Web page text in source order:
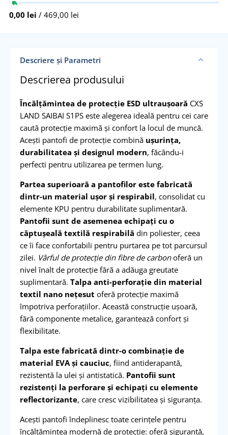
0,00 lei / 469,00 lei
Descriere și Parametri
Descrierea produsului
Încălțămintea de protecție ESD ultraușoară CXS
LAND SAIBAI S1PS este alegerea ideală pentru cei care
caută protecție maximă și confort la locul de muncă.
Acești pantofi de protecție combină ușurința,
durabilitatea și designul modern, făcându-i
perfecti pentru utilizarea pe termen lung.
Partea superioară a pantofilor este fabricată
dintr-un material ușor și respirabil, consolidat cu
elemente KPU pentru durabilitate suplimentară.
Pantofii sunt de asemenea echipați cu o
căptușeală textilă respirabilă din poliester, ceea
ce îi face confortabili pentru purtarea pe tot parcursul
zilei. Vârful de protecție din fibre de carbonoferă un
nivel înalt de protecție fără a adăuga greutate
suplimentară. Talpa anti-perforație din material
textil nano nețesut oferă protecție maximă
împotriva perforațiilor. Această construcție ușoară,
fără componente metalice, garantează confort și
flexibilitate.
Talpa este fabricată dintr-o combinație de
material EVA și cauciuc, fiind antiderapantă,
rezistentă la ulei și antistatică. Pantofii sunt
rezistenți la perforare și echipați cu elemente
reflectorizante, care cresc vizibilitatea și siguranța.
Acești pantofi îndeplinesc toate cerințele pentru
încălțămintea modernă de protecție: oferă siguranță,